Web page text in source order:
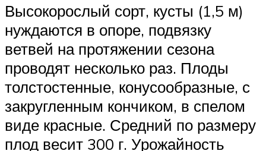
Высокорослый сорт, кусты (1,5 м)
нуждаются в опоре, подвязку
ветвей на протяжении сезона
проводят несколько раз. Плоды
толстостенные, конусообразные, с
закругленным кончиком, в спелом
виде красные. Средний по размеру
плод весит 300 г. Урожайность